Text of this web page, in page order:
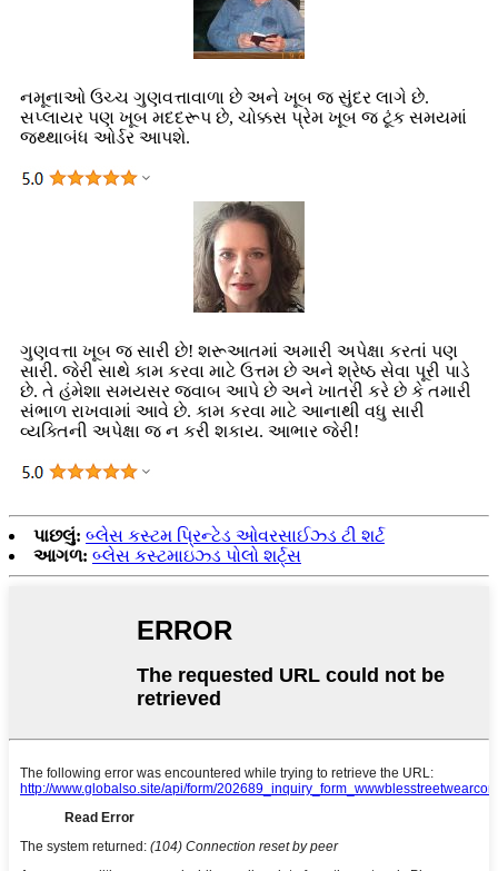
નમૂનાઓ ઉચ્ચ ગુણવત્તાવાળા છે અને ખૂબ જ સુંદર લાગે છે.
સપ્લાયર પણ ખૂબ મદદરૂપ છે, ચોક્કસ પ્રેમ ખૂબ જ ટૂંક સમયમાં
જથ્થાબંધ ઓર્ડર આપશે.
ગુણવત્તા ખૂબ જ સારી છે! શરૂઆતમાં અમારી અપેક્ષા કરતાં પણ
સારી. જેરી સાથે કામ કરવા માટે ઉત્તમ છે અને શ્રેષ્ઠ સેવા પૂરી પાડે
છે. તે હંમેશા સમયસર જવાબ આપે છે અને ખાતરી કરે છે કે તમારી
સંભાળ રાખવામાં આવે છે. કામ કરવા માટે આનાથી વધુ સારી
વ્યક્તિની અપેક્ષા જ ન કરી શકાય. આભાર જેરી!
પાછલું: બ્લેસ કસ્ટમ પ્રિન્ટેડ ઓવરસાઈઝ્ડ ટી શર્ટ
આગળ: બ્લેસ કસ્ટમાઇઝ્ડ પોલો શર્ટ્સ